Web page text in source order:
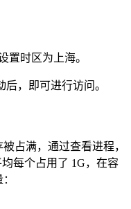
置时区为上海。
，即可进行访问。
占满，通过查看进程，
每个占用了 1G，在容